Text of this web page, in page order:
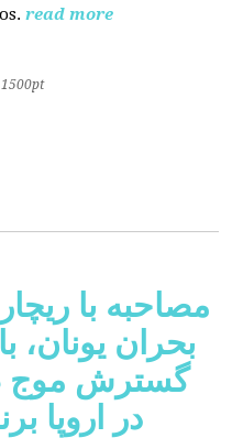
read more
1500pt
مصاحبه با
بحران یونان،
گسترش موج
در اروپا